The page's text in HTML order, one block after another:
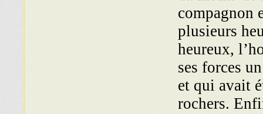
compagnon
plusieurs
heureux,
ses forces
et qui avait
rochers.